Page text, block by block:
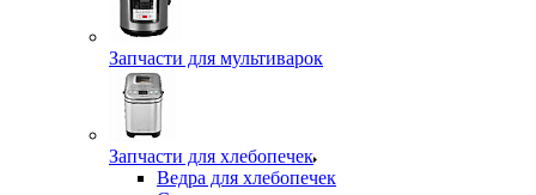
Запчасти для мультиварок
Запчасти для хлебопечек
Ведра для хлебопечек